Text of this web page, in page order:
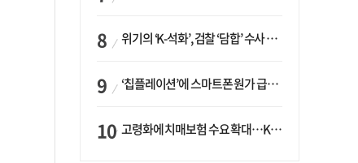
위기의 ‘K-석화’, 검찰 ‘담합’ 수사 착수…“LG·한화·롯데 등 7개 업체, 8개 제품 가격 담합”
‘칩플레이션’에 스마트폰 원가 급등…삼성전자, ‘엑시노스’ 채택 확대하나
고령화에 치매보험 수요 확대…KB손보·삼성화재가 ‘시장 주도’